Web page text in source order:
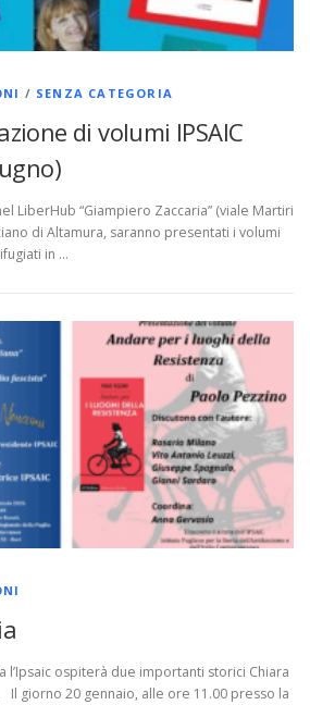
/ SENZA CATEGORIA
di volumi IPSAIC
LiberHub “Giampiero Zaccaria” (viale Martiri
di Altamura, saranno presentati i volumi
in …
l’Ipsaic ospiterà due importanti storici Chiara
Il giorno 20 gennaio, alle ore 11.00 presso la